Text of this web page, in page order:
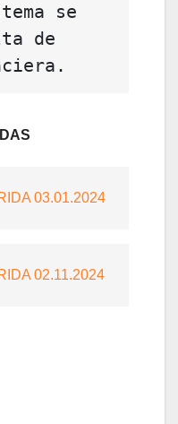
se
de
03.01.2024
02.11.2024